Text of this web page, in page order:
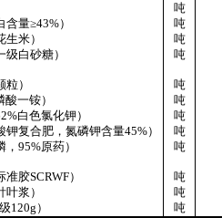
吨
含量≥43%）
吨
米）
吨
白砂糖）
吨
）
吨
酸一铵）
吨
白色氯化钾）
吨
钾复合肥，氮磷钾含量45%）
吨
，95%原药）
吨
准胶SCRWF）
吨
浆）
吨
级120g ）
吨